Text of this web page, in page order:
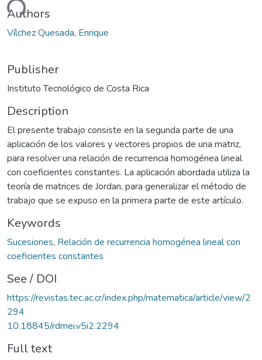
Authors
Vílchez Quesada, Enrique
Publisher
Instituto Tecnológico de Costa Rica
Description
El presente trabajo consiste en la segunda parte de una
aplicación de los valores y vectores propios de una matriz,
para resolver una relación de recurrencia homogénea lineal
con coeficientes constantes. La aplicación abordada utiliza la
teoría de matrices de Jordan, para generalizar el método de
trabajo que se expuso en la primera parte de este artículo.
Keywords
Sucesiones, Relación de recurrencia homogénea lineal con
coeficientes constantes
See / DOI
https://revistas.tec.ac.cr/index.php/matematica/article/view/2
294
10.18845/rdmei.v5i2.2294
Full text